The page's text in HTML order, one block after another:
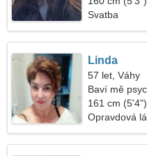
Svatba
Linda
57 let, Váhy
Baví mě
161 cm
Opravdová